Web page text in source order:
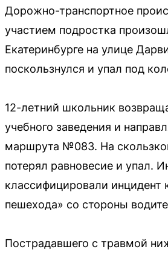
Дорожно-транспортное
участием подростка
Екатеринбурге на улице
поскользнулся и упал под
12-летний школьник
учебного заведения и
маршрута №083. На
потерял равновесие и упал.
классифицировали инцидент
пешехода» со стороны
Пострадавшего с травмой